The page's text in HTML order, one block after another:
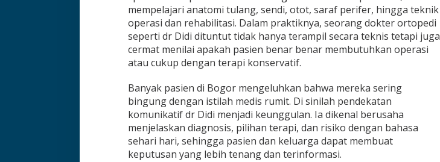
mempelajari anatomi tulang, sendi, otot, saraf perifer, hingga teknik
operasi dan rehabilitasi. Dalam praktiknya, seorang dokter ortopedi
seperti dr Didi dituntut tidak hanya terampil secara teknis tetapi juga
cermat menilai apakah pasien benar benar membutuhkan operasi
atau cukup dengan terapi konservatif.
Banyak pasien di Bogor mengeluhkan bahwa mereka sering
bingung dengan istilah medis rumit. Di sinilah pendekatan
komunikatif dr Didi menjadi keunggulan. Ia dikenal berusaha
menjelaskan diagnosis, pilihan terapi, dan risiko dengan bahasa
sehari hari, sehingga pasien dan keluarga dapat membuat
keputusan yang lebih tenang dan terinformasi.